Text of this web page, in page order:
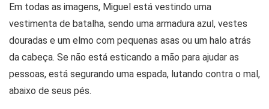
Em todas as imagens, Miguel está vestindo uma
vestimenta de batalha, sendo uma armadura azul, vestes
douradas e um elmo com pequenas asas ou um halo atrás
da cabeça. Se não está esticando a mão para ajudar as
pessoas, está segurando uma espada, lutando contra o mal,
abaixo de seus pés.